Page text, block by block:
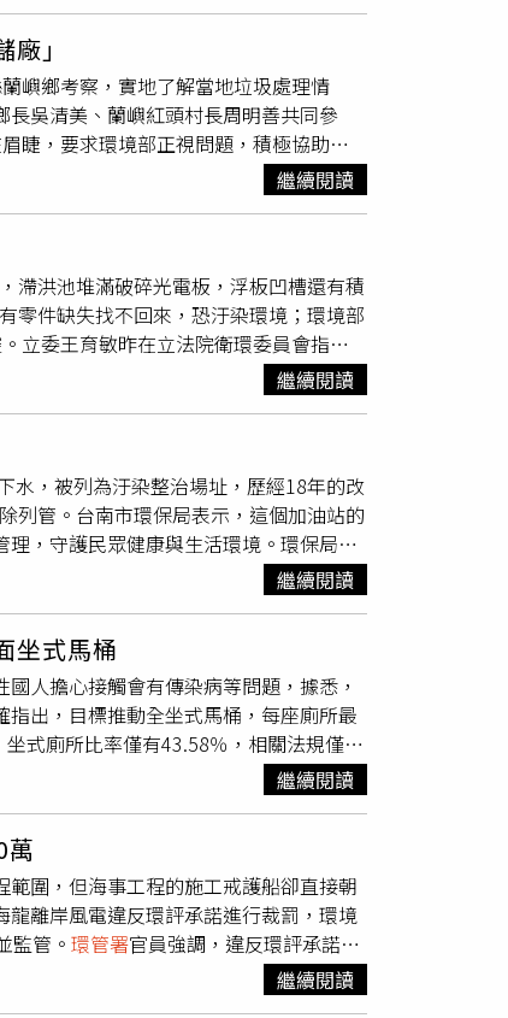
境部
部消防署也調度14台消防水車，搭配國
運抵，200套於下午陸續送達，現場發送
公司已在系統性全面性恢復。考量清理
的數量，已提升到15個，對於收容所內
持續開展進行。
縣環保局及南區
3.9萬片待清除，每日派員稽查清運進
完，600萬元免罰。環保局表示，元昱公
被罰2次，各100萬元、200萬元，新庄
荷苞嶼及新庄的第1筆罰款共200萬元已
」
嶼鄉考察，實地了解當地垃圾處理情
吳清美、蘭嶼紅頭村長周明善共同參
睫，要求環境部正視問題，積極協助清
公噸，但掩埋場內已堆置逾千公噸垃圾。
臺東縣蘭嶼鄉一般廢棄物跨區處理計
導致配額提前在7月即用罄。臺東縣環保
洋環境。針對島上垃圾無法即時外運的
無法有效去化。她呼籲中央協助加速規
燃或汙染海岸環境。莊瑞雄指出，蘭嶼
部分區域更出現自燃與異味外逸現象，
遠不足，已衝擊當地觀光與生態永續。
署長顏旭明表示，
環境部將全力支持縣府興建計畫。陳瑩
並強調垃圾清運應做到「運得出去、存
收物所需經費後，全力協助縣府美化淨
參與公共政策推動。二、中短期推動垃
清運航班，同時評估設置臨時中繼站設
繼續閱讀
滯洪池堆滿破碎光電板，浮板凹槽還有積
零件缺失找不回來，恐汙染環境；環境部
立委王育敏昨在立法院衛環委員會指
化造成水變色，尤其浮板凹槽積水，恐
稱對環境沒影響？業者何時才要開始清
，長期下來將汙染環境。環境部
容易造成登革熱的積水。環境部長彭啓
，其中有一半零檢出。他也強調，毀損
控。嘉義縣政府經發處規畫布袋水產精
板。即將進駐園區營運的「億豪水產」
認為放光電板的時間不能太久，以免影
繼續閱讀
水，被列為汙染整治場址，歷經18年的改
列管。台南市環保局表示，這個加油站的
，守護民眾健康與生活環境。環保局指
現該站土壤中含有「苯」、「二甲苯」、
「氯乙烯」等汙染物超標，2007年公告為
所在的北區西門路是市區，地質條件複
調整，隨地況彈性調整工法，包括抽
年11月完成整治並提出改善報告。環保
度全數低於管制標準及監測標準，並經
該加油站汙染整治階段句點。環保局強
，才能有效防止汙染事件發生。
繼續閱讀
坐式馬桶
人擔心接觸會有傳染病等問題，據悉，
出，目標推動全坐式馬桶，每座廁所最
式廁所比率僅有43.58％，相關法規僅有
達40％以上。「要用科學來講」，大安
出，蹲式廁所地板上的細菌十分多，甚至
之一為蹲式馬桶如廁不便，往往會噴濺
式廁所。但據環境部調查，國人中仍有
接觸、不衛生等問題，但考量國際趨勢
最多 1間設置蹲式馬桶。環境管理署環
率先推動。此外，為了減少汙染，研討
增加乾式清潔頻率，濕式清潔也會注意減
繼續閱讀
萬
圍，但海事工程的施工戒護船卻直接朝
離岸風電違反環評承諾進行裁罰，環境
監管。 環管署官員強調，違反環評承諾最
相關工程，據環境保育對策內文中施工
海豚活動高峰時間進入已知中華白海豚
繼續閱讀